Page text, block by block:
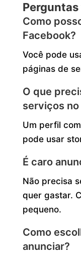
Como
Facebook?
Você pode
páginas de
O que
serviços
Um perfil
pode usar
É caro
Não precisa
quer gastar.
pequeno.
Como
anunciar?